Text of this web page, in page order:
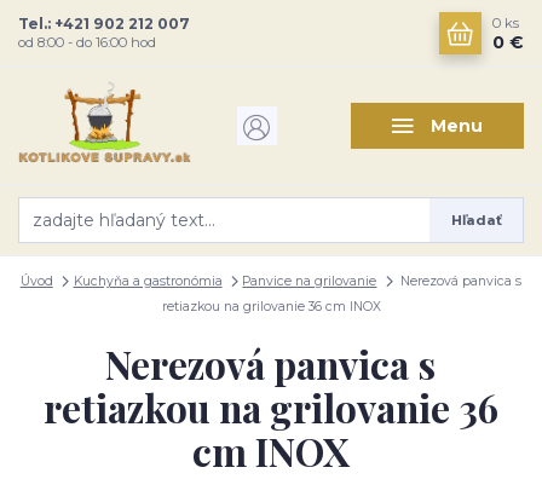
Menu
Hľadať
Tel.: +421 902 212 007
od 8:00 - do 16:00 hod
0 ks
0 €
Úvod Kuchyňa a gastronómia Panvice na grilovanie
Nerezová panvica s
retiazkou na grilovanie 36 cm INOX
Nerezová panvica s
retiazkou na grilovanie 36
cm INOX